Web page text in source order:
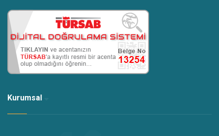
Talebiniz doğrultusunda temizliği tedarik eden firmalar
tarafından bebek yatağı ve mama sandalyesi kiralanmaktadır.
Siz değerli misafirlerimizi en iyi şekilde ağırlamak ve
mükemmel bir tatil geçirebilmenizi sağlamak için
konaklamanızda ihtiyaç duyabileceğiniz tüm detayları
Öneri ve görüşlerinizi bizimle paylaşmanız bizi mutlu
Kurumsal